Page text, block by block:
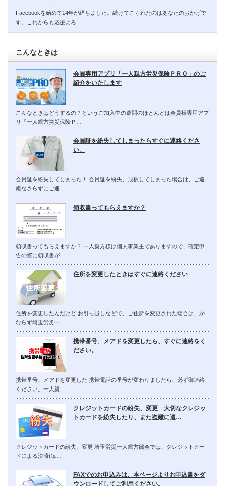
Facebookを始めて14年が経ちました。続けてこられたのはあなたのおかげで
す。これからも応援よろ…
こんなときは
会員専用アプリ「一人親方労災保険ＰＲＯ」のご
紹介をいたします
こんなときはどうするの？というご加入中の疑問のほとんどは会員様専用アプ
リ「一人親方労災保険Ｐ…
会員証を紛失してしまったらすぐに連絡くださ
い。
会員証を紛失してしまった！ 会員証を紛失、毀損してしまった場合は、ご遠
慮なさらずにご連…
領収書ってもらえますか？
領収書ってもらえますか？ 一人親方様は個人事業主でありますので、確定申
告の際に領収書が…
住所を変更したときはすぐに連絡ください
住所を変更したんだけど お引っ越しなどで、ご住所を変更された場合は、か
ならず埼玉労災一…
携帯番号、メアドを変更したら、すぐに連絡をく
ださい。
携帯番号、メアドを変更した 携帯電話の番号が変わりましたら、必ず御連絡
ください。一人親…
クレジットカードの紛失、変更 大切なクレジッ
トカードを紛失したり、また盗難に遭…
クレジットカードの紛失、変更 埼玉労災一人親方部会では、クレジットカー
ドによる決済(毎…
FAXでのお申込みは、本ページよりお申込書をダ
ウンロードしてご利用ください。